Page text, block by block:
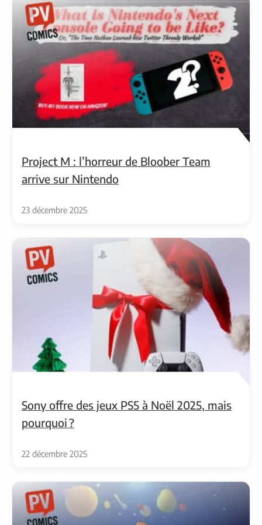
Project M : l’horreur de Bloober Team
arrive sur Nintendo
23 décembre 2025
Sony offre des jeux PS5 à Noël 2025, mais
pourquoi ?
22 décembre 2025